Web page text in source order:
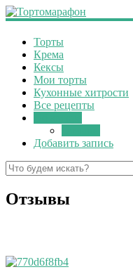
Торты
Крема
Кексы
Мои торты
Кухонные хитрости
Все рецепты
Добавить запись
Отзывы